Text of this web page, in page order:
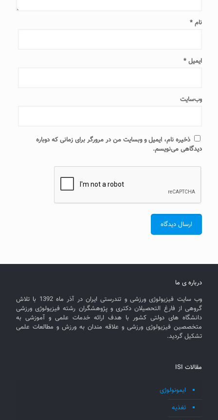
نام *
ایمیل *
وب‌سایت
ذخیره نام، ایمیل و وبسایت من در مرورگر برای زمانی که دوباره
دیدگاهی می‌نویسم.
درباره ی ما
وب سایت فیزیولوژی ورزشی و تندرستی ایران در آذر ماه 1392 با تلاش
گروهی از فارغ التحصیلان دکتری و پژوهشگران رشته فیزیولوژی ورزشی
دانشگاه های دولتی کشور با هدف ارائه خدمات علمی و آموزشی به
متخصصین فیزیولوژی ورزشی و علاقه مندان به ورزش و مطالعات علمی
تشکیل گردید.
مقالات ISI
ایمونولوژی
تغذیه